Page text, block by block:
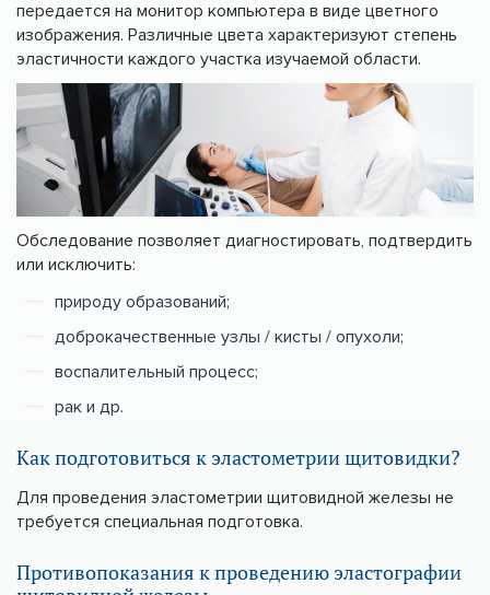
передается на монитор компьютера в виде цветного
изображения. Различные цвета характеризуют степень
эластичности каждого участка изучаемой области.
Обследование позволяет диагностировать, подтвердить
или исключить:
природу образований;
доброкачественные узлы / кисты / опухоли;
воспалительный процесс;
рак и др.
Как подготовиться к эластометрии щитовидки?
Для проведения эластометрии щитовидной железы не
требуется специальная подготовка.
Противопоказания к проведению эластографии